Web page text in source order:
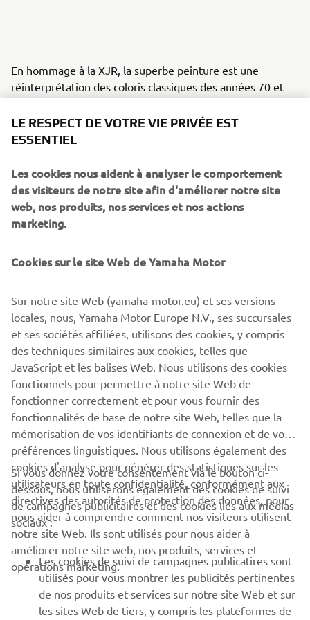
En hommage à la XJR, la superbe peinture est une
réinterprétation des coloris classiques des années 70 et
légendaire « speed block » Yamaha.
Les propriétaires de XJR qui souhaitent personnaliser leur
directement auprès de it roCkS!bikes. Votre customisation
commence ici:www.itrocksbikes.com
CORPORATE
PROS & B2B
PLUS YAMAHA
SUPPORT
LE RESPECT DE VOTRE VIE PRIVÉE EST
ESSENTIEL
Les cookies nous aident à analyser le comportement
des visiteurs de notre site afin d'améliorer notre site
web, nos produits, nos services et nos actions
marketing.
Cookies sur le site Web de Yamaha Motor
Sur notre site Web (yamaha-motor.eu) et ses versions
locales, nous, Yamaha Motor Europe N.V., ses succursales
et ses sociétés affiliées, utilisons des cookies, y compris
des techniques similaires aux cookies, telles que
JavaScript et les balises Web. Nous utilisons des cookies
fonctionnels pour permettre à notre site Web de
fonctionner correctement et pour vous fournir des
fonctionnalités de base de notre site Web, telles que la
mémorisation de vos identifiants de connexion et de vos
préférences linguistiques. Nous utilisons également des
cookies d'analyse pour générer des statistiques sur les
utilisateurs en toute confidentialité, conformément aux
directives des autorités de protection des données, pour
nous aider à comprendre comment nos visiteurs utilisent
notre site Web. Ils sont utilisés pour nous aider à
améliorer notre site web, nos produits, services et
opérations marketing.
Si vous donnez votre consentement via le bouton ci-
dessous, nous utiliserons également des cookies de suivi
de campagnes publicitaires et des cookies liés aux médias
sociaux :
Les cookies de suivi de campagnes publicatires sont
utilisés pour vous montrer les publicités pertinentes
de nos produits et services sur notre site Web et sur
les sites Web de tiers, y compris les plateformes de